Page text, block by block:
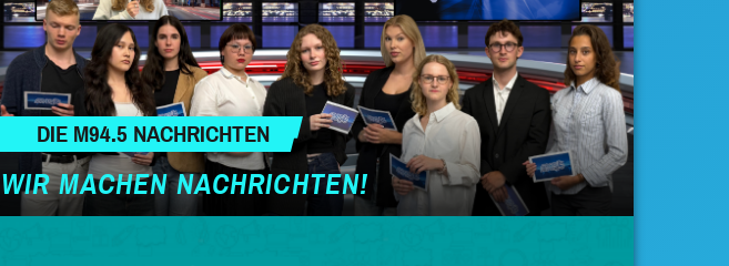
DIE M94.5 NACHRICHTEN
WIR MACHEN NACHRICHTEN!